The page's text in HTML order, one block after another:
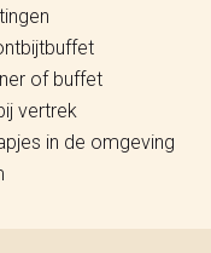
of buffet
vertrek
in de omgeving